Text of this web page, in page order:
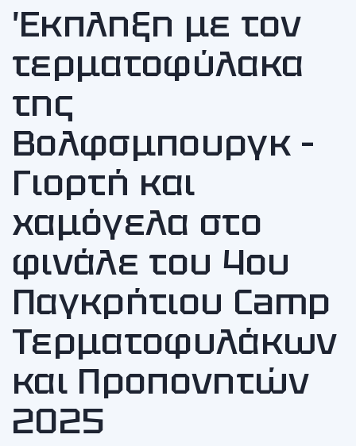
Έκπληξη με τον
τερματοφύλακα
της
Βολφσμπουργκ –
Γιορτή και
χαμόγελα στο
φινάλε του 4ου
Παγκρήτιου Camp
Τερματοφυλάκων
και Προπονητών
2025